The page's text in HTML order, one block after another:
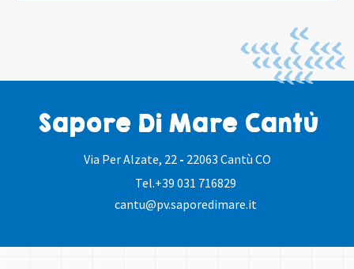
Sapore Di Mare Cantù
Via Per Alzate, 22 - 22063 Cantù CO
Tel.+39 031 716829
cantu@pv.saporedimare.it